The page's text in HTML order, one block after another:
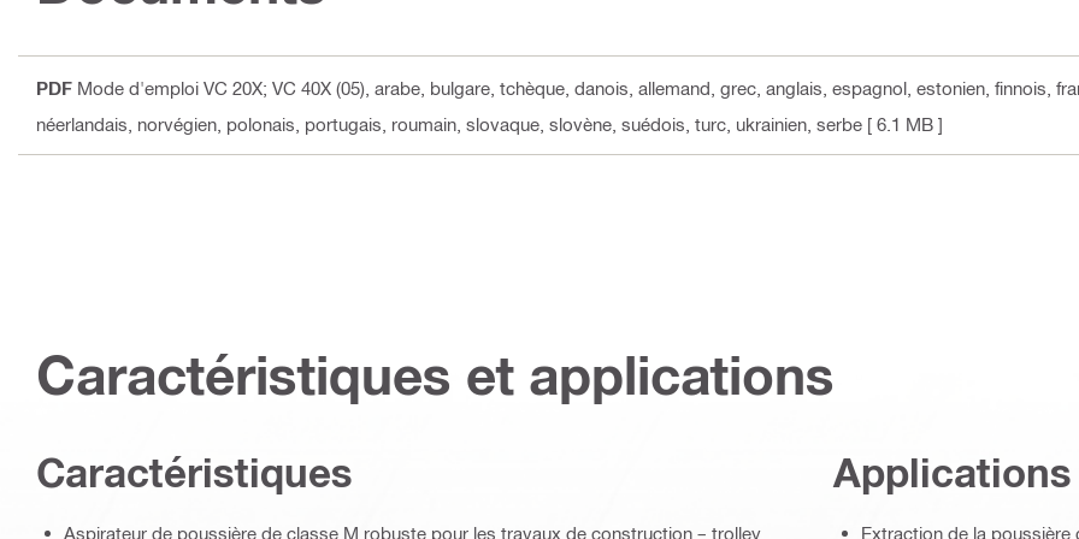
PDF Mode d'emploi VC 20X; VC 40X (05) , arabe, bulgare, tchèque, danois, allemand, grec, anglais, espagnol, estonien, finnois,
néerlandais, norvégien, polonais, portugais, roumain, slovaque, slovène, suédois, turc, ukrainien, serbe [ 6.1 MB ]
Caractéristiques et applications
Caractéristiques
Aspirateur de poussière de classe M robuste pour les travaux de construction – trolley
Applications
Extraction de la